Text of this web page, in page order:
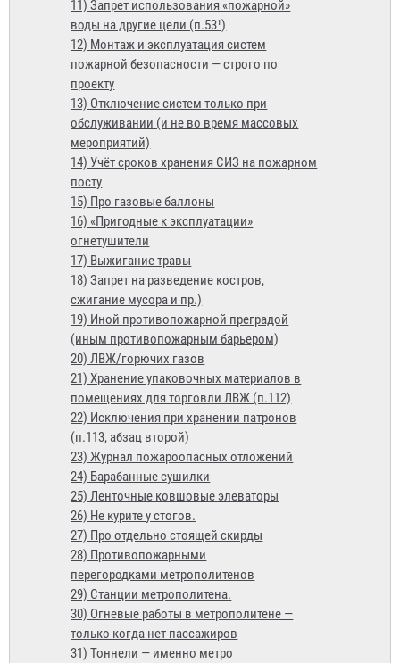
11) Запрет использования «пожарной»
воды на другие цели (п.53¹)
12) Монтаж и эксплуатация систем
пожарной безопасности — строго по
проекту
13) Отключение систем только при
обслуживании (и не во время массовых
мероприятий)
14) Учёт сроков хранения СИЗ на пожарном
посту
15) Про газовые баллоны
16) «Пригодные к эксплуатации»
огнетушители
17) Выжигание травы
18) Запрет на разведение костров,
сжигание мусора и пр.)
19) Иной противопожарной преградой
(иным противопожарным барьером)
20) ЛВЖ/горючих газов
21) Хранение упаковочных материалов в
помещениях для торговли ЛВЖ (п.112)
22) Исключения при хранении патронов
(п.113, абзац второй)
23) Журнал пожароопасных отложений
24) Барабанные сушилки
25) Ленточные ковшовые элеваторы
26) Не курите у стогов.
27) Про отдельно стоящей скирды
28) Противопожарными
перегородками метрополитенов
29) Станции метрополитена.
30) Огневые работы в метрополитене —
только когда нет пассажиров
31) Тоннели — именно метро